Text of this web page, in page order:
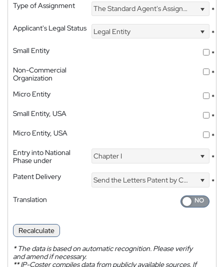
Type of Assignment The Standard Agent's Assignment
*
Applicant's Legal Status
Legal Entity
*
Small Entity
*
Non-Commercial
Organization
*
Micro Entity
*
Small Entity, USA
*
Micro Entity, USA
*
Entry into National
Phase under
Chapter I *
Patent Delivery Send the Letters Patent by Courier
*
Translation
Recalculate
*The data is based on automatic recognition. Please verify
and amend if necessary.
**IP-Coster compiles data from publicly available sources. If